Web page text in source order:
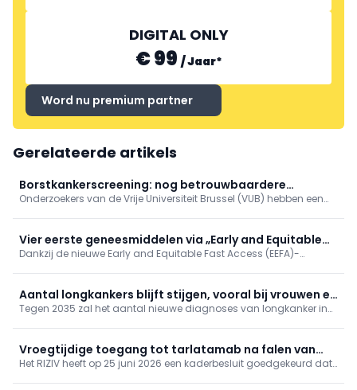
DIGITAL ONLY
€ 99 /Jaar*
Word nu premium partner
Gerelateerde artikels
Borstkankerscreening: nog betrouwbaardere
simulatiemodellen
Onderzoekers van de Vrije Universiteit Brussel (VUB) hebben een
borstkankerscreening.
Vier eerste geneesmiddelen via „Early and Equitable
Access“
Dankzij de nieuwe Early and Equitable Fast Access (EEFA)-
de oncologie, maar één ervan is bestemd voor de nefrologie.
Aantal longkankers blijft stijgen, vooral bij vrouwen en
niet-rokers
Tegen 2035 zal het aantal nieuwe diagnoses van longkanker in
Vroegtijdige toegang tot tarlatamab na falen van
een eerstelijnsbehandeling bij kleincellige longkanker
Het RIZIV heeft op 25 juni 2026 een kaderbesluit goedgekeurd dat